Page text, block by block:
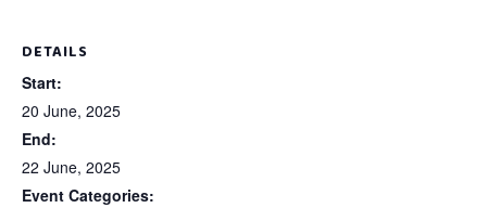
DETAILS
Start:
20 June, 2025
End:
22 June, 2025
Event Categories: